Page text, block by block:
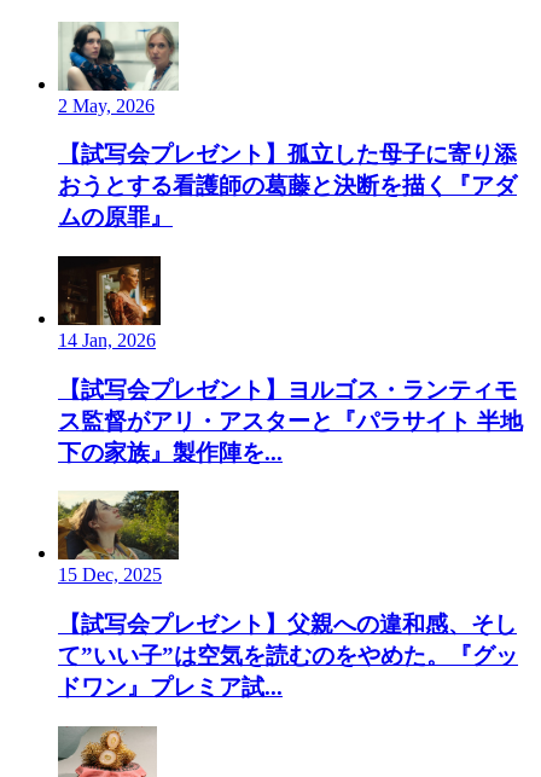
2 May, 2026
【試写会プレゼント】孤立した母子に寄り添
おうとする看護師の葛藤と決断を描く『アダ
ムの原罪』
14 Jan, 2026
【試写会プレゼント】ヨルゴス・ランティモ
ス監督がアリ・アスターと『パラサイト 半地
下の家族』製作陣を...
15 Dec, 2025
【試写会プレゼント】父親への違和感、そし
て”いい子”は空気を読むのをやめた。『グッ
ドワン』プレミア試...